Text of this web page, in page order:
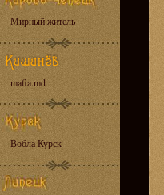
Мирный житель
mafia.md
Вобла Курск